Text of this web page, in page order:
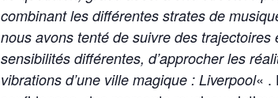
combinant les différentes strates de
nous avons tenté de suivre des trajectoires
sensibilités différentes, d’approcher les
vibrations d’une ville magique : Liverpool« .